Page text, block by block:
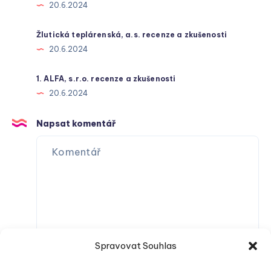
Spravovat Souhlas
20.6.2024
Žlutická teplárenská, a.s. recenze a zkušenosti
20.6.2024
1. ALFA, s.r.o. recenze a zkušenosti
20.6.2024
Napsat komentář